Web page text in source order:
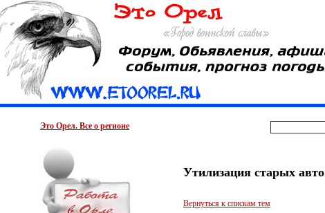
Это Орел. Все о регионе
Утилизация старых авто
Вернуться к спискам тем